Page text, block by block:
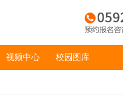
视频中心 校园图库